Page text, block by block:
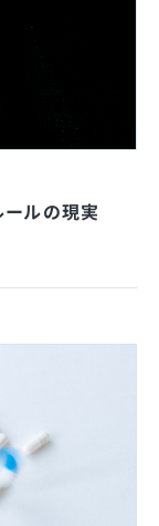
ールの現実